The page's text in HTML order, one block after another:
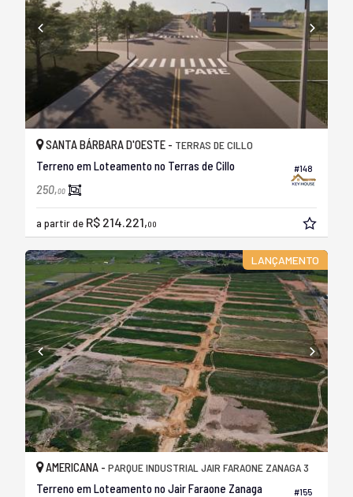
#148
SANTA BÁRBARA D'OESTE - TERRAS DE CILLO
Terreno em Loteamento no Terras de Cillo
250,00
a partir de R$ 214.221,00
LANÇAMENTO
#155
AMERICANA - PARQUE INDUSTRIAL JAIR FARAONE ZANAGA 3
Terreno em Loteamento no Jair Faraone Zanaga